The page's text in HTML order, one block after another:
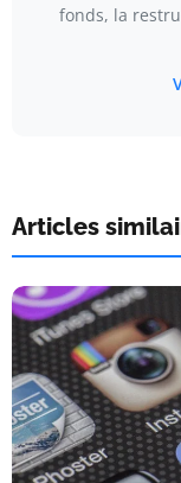
fonds, la
Articles